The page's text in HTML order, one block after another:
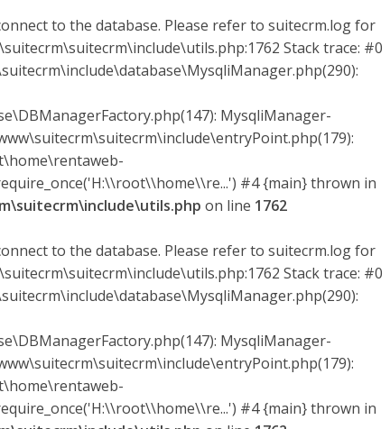
to the database. Please refer to suitecrm.log for
Stack trace: #0
MysqliManager-
#4 {main} thrown in
on line 1762
to the database. Please refer to suitecrm.log for
Stack trace: #0
MysqliManager-
#4 {main} thrown in